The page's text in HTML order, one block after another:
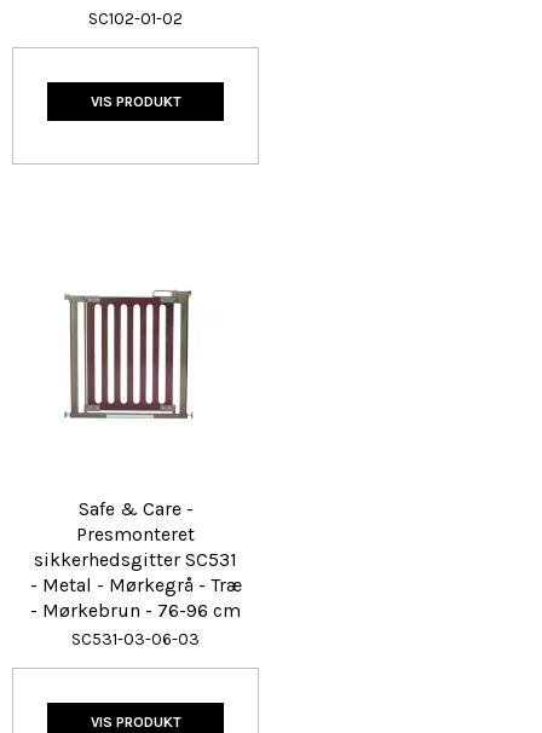
SC102-01-02
VIS PRODUKT
Safe & Care -
Presmonteret
sikkerhedsgitter SC531
- Metal - Mørkegrå - Træ
- Mørkebrun - 76-96 cm
SC531-03-06-03
VIS PRODUKT